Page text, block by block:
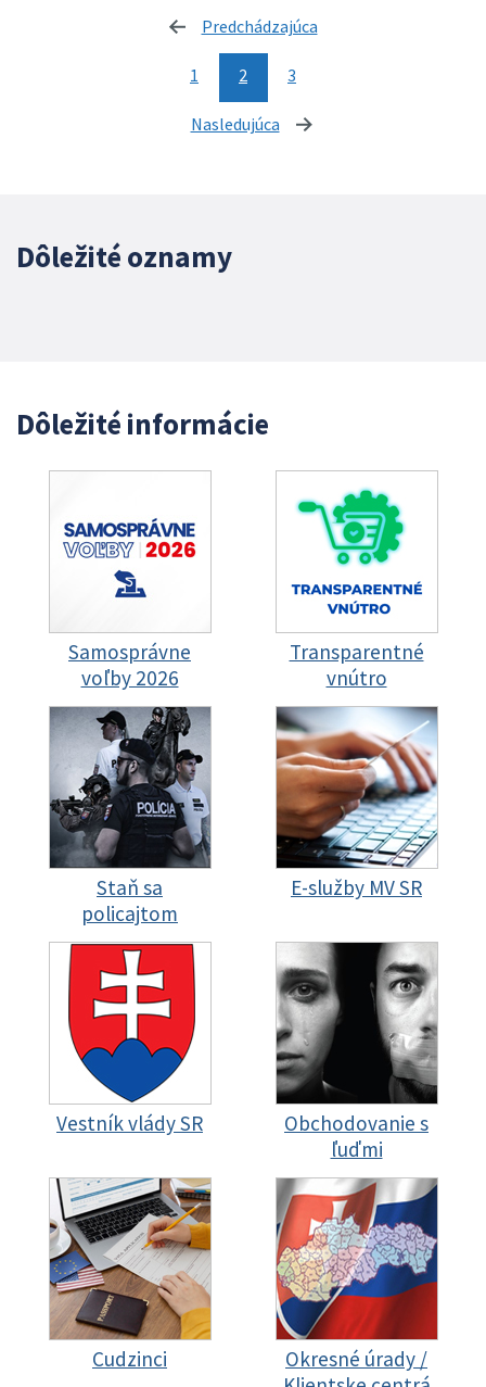
Predchádzajúca
1 2 3
Nasledujúca stránka
Dôležité oznamy
Dôležité informácie
Samosprávne
voľby 2026
Transparentné
vnútro
Staň sa
policajtom
E-služby MV SR
Vestník vlády SR
Obchodovanie s
ľuďmi
Cudzinci
Okresné úrady /